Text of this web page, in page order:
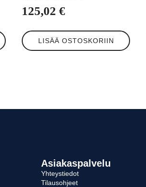
125,02€
LISÄÄ OSTOSKORIIN
Asiakaspalvelu
Yhteystiedot
Tilausohjeet